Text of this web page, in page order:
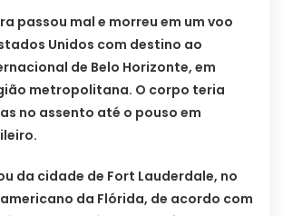
passou mal e morreu em um voo
Unidos com destino ao
de Belo Horizonte, em
metropolitana. O corpo teria
no assento até o pouso em
da cidade de Fort Lauderdale, no
da Flórida, de acordo com